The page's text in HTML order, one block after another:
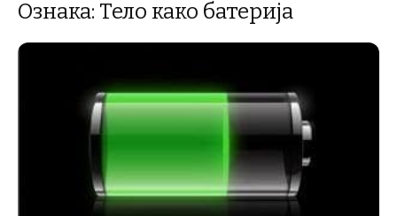
Ознака: Тело како батерија